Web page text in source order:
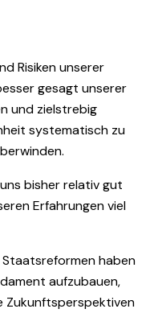
Risiken unserer
gesagt unserer
und zielstrebig
systematisch zu
bisher relativ gut
Erfahrungen viel
haben
aufzubauen,
Zukunftsperspektiven